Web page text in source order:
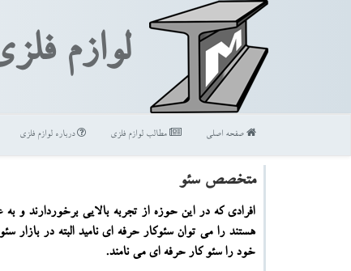
لوازم
صفحه اصلی مطالب لوازم فلزی درباره لوازم فلزی
متخصص سئو
افرادی كه در این حوزه از تجربه بالایی برخوردارند و
هستند را می توان سئوكار حرفه ای نامید البته در بازار
خود را سئو كار حرفه ای می نامند.